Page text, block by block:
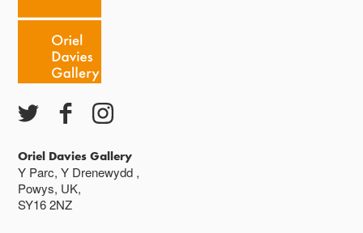
Caffi yn cau am 3
Ac eithrio digwyddiadau arbennig
Gwyliau banc ar gau
Oriel Davies Gallery
Y Parc, Y Drenewydd ,
Powys, UK,
SY16 2NZ